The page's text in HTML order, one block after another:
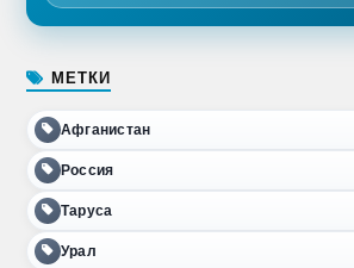
МЕТКИ
Афганистан
Россия
Таруса
Урал